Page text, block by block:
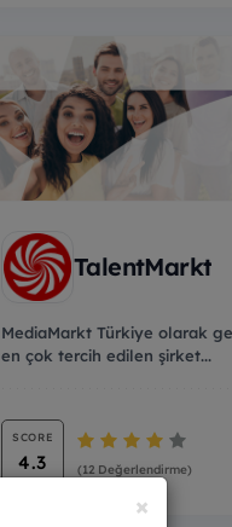
TalentMarkt
MediaMarkt Türkiye olarak
en çok tercih edilen şirket...
SCORE
4.3 (12 Değerlendirme)
×